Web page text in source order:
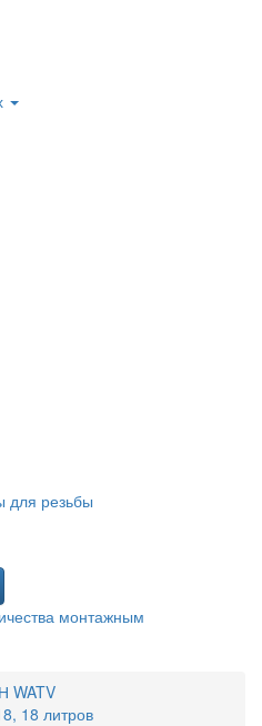
для резьбы
WATV
18 литров